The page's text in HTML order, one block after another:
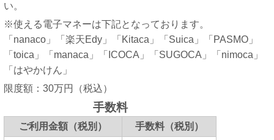
い。
※使える電子マネーは下記となっております。
「nanaco」「楽天Edy」「Kitaca」「Suica」「PASMO」
「toica」「manaca」「ICOCA」「SUGOCA」「nimoca」
「はやかけん」
限度額：30万円（税込）
手数料
ご利用金額（税別）
手数料（税別）